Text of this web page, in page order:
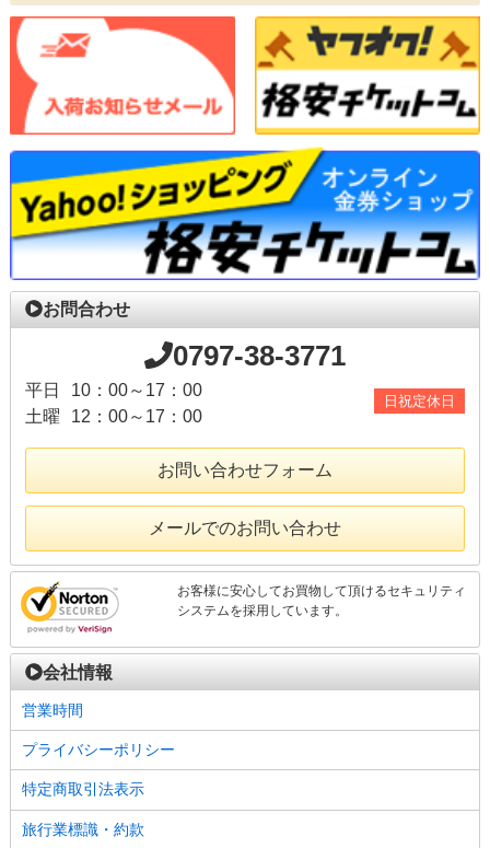
お問合わせ
0797-38-3771
平日
10：00～17：00
土曜
12：00～17：00
日祝定休日
お問い合わせフォーム
メールでのお問い合わせ
お客様に安心してお買物して頂けるセキュリティ
システムを採用しています。
会社情報
営業時間
プライバシーポリシー
特定商取引法表示
旅行業標識・約款